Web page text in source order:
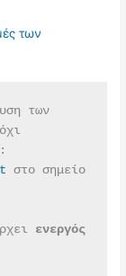
των
των
στο σημείο
ενεργός